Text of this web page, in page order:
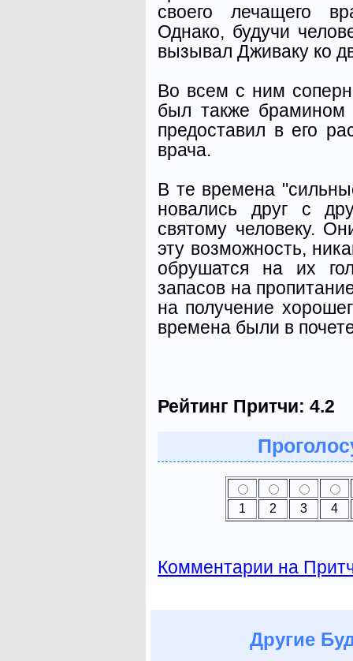
своего лечащего
Однако, буду­чи
вызывал Джи­ваку ко
Во всем с ним
был также
предоставил в его
врача.
В те времена
новались друг с
святому человеку.
эту возмож­ность,
обрушатся на их
запасов на
на получение
времена были в
Рейтинг Притчи: 4.2
1 2 3 4
Комментарии на
Другие